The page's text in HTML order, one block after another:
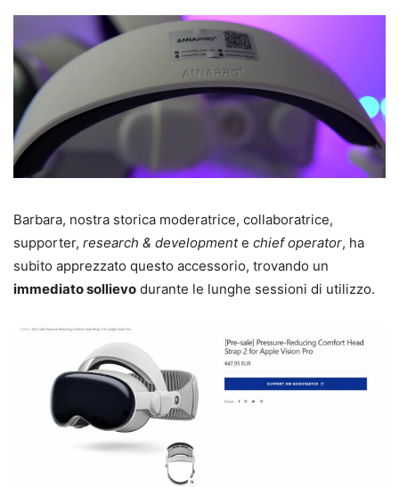
Barbara, nostra storica moderatrice, collaboratrice,
supporter, research & developmente chief operator, ha
subito apprezzato questo accessorio, trovando un
immediato sollievo durante le lunghe sessioni di utilizzo.